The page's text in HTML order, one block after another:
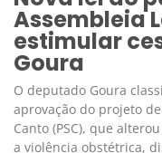
Assembleia
estimular
Goura
O deputado Goura
aprovação do projeto
Canto (PSC), que
a violência obstétrica,